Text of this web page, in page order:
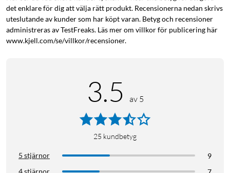
det enklare för dig att välja rätt produkt. Recensionerna nedan skrivs
uteslutande av kunder som har köpt varan. Betyg och recensioner
administreras av TestFreaks. Läs mer om villkor för publicering här
www.kjell.com/se/villkor/recensioner.
3.5 av 5
25 kundbetyg
5 stjärnor
9
4 stjärnor